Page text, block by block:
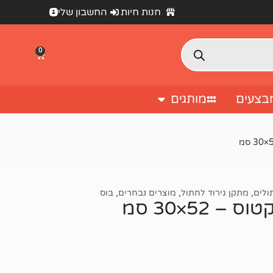
חנות חיות החשבון שלי
0
מותגים
, מתקן גירוד לחתול, מוצרים נבחרים, בוס